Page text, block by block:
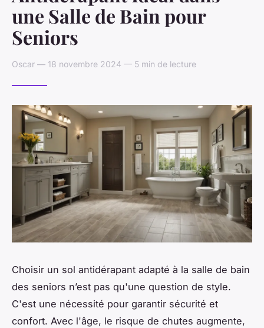
une Salle de Bain pour
Seniors
Oscar — 18 novembre 2024 — 5 min de lecture
Choisir un sol antidérapant adapté à la salle de bain
des seniors n’est pas qu'une question de style.
C'est une nécessité pour garantir sécurité et
confort. Avec l'âge, le risque de chutes augmente,